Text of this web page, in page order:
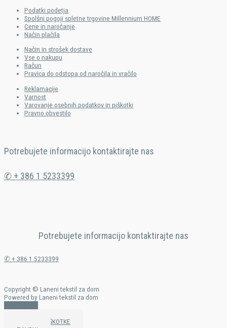
Podatki podetja
Spolšni pogoji spletne trgovine Millennium HOME
Cene in naročanje
Način plačila​
Način in strošek dostave
Vse o nakupu
Račun
Pravica do odstopa od naročila in vračilo
Reklamacije
Varnost
Varovanje osebnih podatkov in piškotki
Pravno obvestilo
Potrebujete informacijo kontaktirajte nas
✆ + 386 1 5233399
Potrebujete informacijo kontaktirajte nas
✆ + 386 1 5233399
Copyright © Laneni tekstil za dom
Powered by Laneni tekstil za dom
SPREJMI PIŠKOTKE